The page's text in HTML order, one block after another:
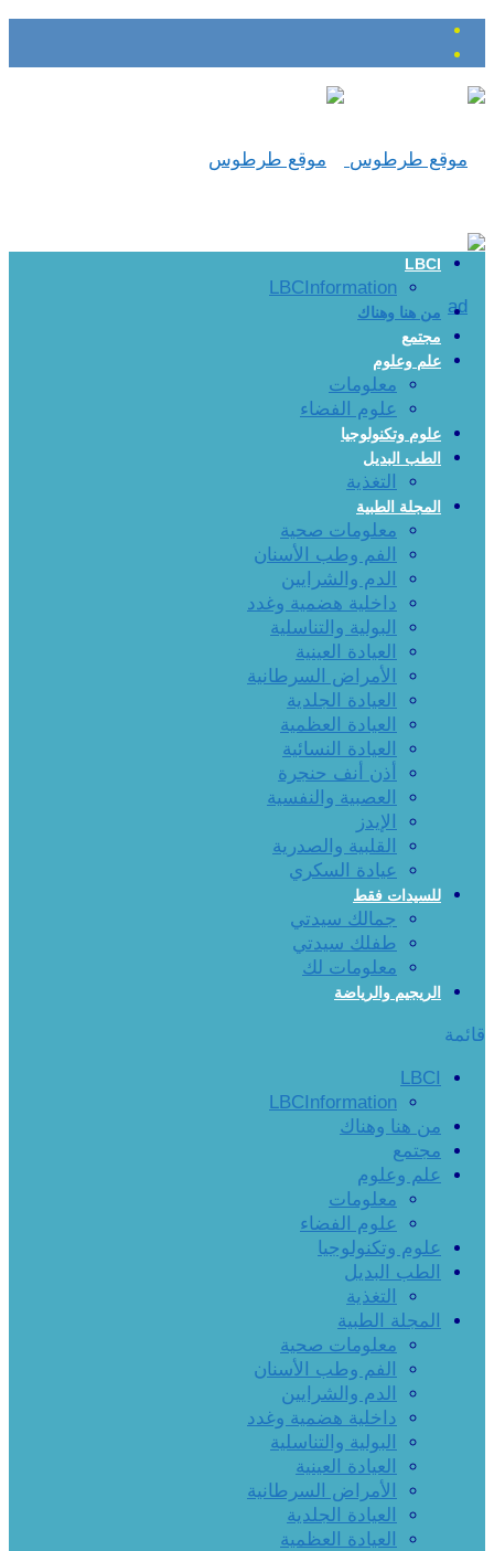
LBCI
LBCInformation
من هنا وهناك
مجتمع
علم وعلوم
معلومات
علوم الفضاء
علوم وتكنولوجيا
الطب البديل
التغذية
المجلة الطبية
معلومات صحية
الفم وطب الأسنان
الدم والشرايين
داخلية هضمية وغدد
البولية والتناسلية
العيادة العينية
الأمراض السرطانية
العيادة الجلدية
العيادة العظمية
العيادة النسائية
أذن أنف حنجرة
العصبية والنفسية
الإيدز
القلبية والصدرية
عيادة السكري
للسيدات فقط
جمالك سيدتي
طفلك سيدتي
معلومات لك
الريجيم والرياضة
قائمة
LBCI
LBCInformation
من هنا وهناك
مجتمع
علم وعلوم
معلومات
علوم الفضاء
علوم وتكنولوجيا
الطب البديل
التغذية
المجلة الطبية
معلومات صحية
الفم وطب الأسنان
الدم والشرايين
داخلية هضمية وغدد
البولية والتناسلية
العيادة العينية
الأمراض السرطانية
العيادة الجلدية
العيادة العظمية